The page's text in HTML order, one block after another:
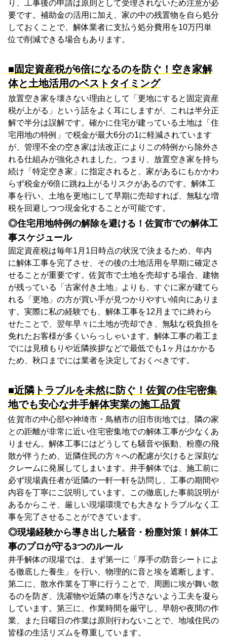
り、工事後の申請は原則として受理されないため注意が必
要です。補助金の活用に加え、家の中の残置物を自ら処分
しておくことで、解体業者に支払う処分費用を10万円単
位で削減できる場合もあります。
■固定資産税が6倍になるのを防ぐ！空き家解
体と土地活用のベストタイミング
放置空き家を壊さない理由として「更地にすると固定資産
税が上がる」という話をよく耳にしますが、これは半分正
解で半分は誤解です。確かに住宅が建っている土地は「住
宅用地の特例」で税金が最大6分の1に軽減されています
が、管理不全の空き家は法改正によりこの特例から除外さ
れる仕組みが強化されました。つまり、放置空き家を持ち
続け「特定空き家」に指定されると、家があるにもかかわ
らず税金が6倍に跳ね上がるリスクがあるのです。解体工
事を行い、土地を更地にして早期に売却すれば、無駄な増
税を回避しつつ現金化することが可能です。
◎住宅用地特例の解除を避ける！佐賀市での解体工
事スケジュール
固定資産税は毎年1月1日時点の状況で決まるため、年内
に解体工事を完了させ、その後の土地活用を早期に確定さ
せることが重要です。佐賀市で土地を売却する場合、建物
が残っている「古家付き土地」よりも、すぐに家が建てら
れる「更地」の方が買い手が見つかりやすい傾向にありま
す。実際に私の経験でも、解体工事を12月までに終わら
せたことで、翌年早々に土地が売却でき、無駄な税負担を
免れたお客様が多くいらっしゃいます。解体工事の着工ま
でには見積もりや近隣挨拶などで最低でも1ヶ月はかかる
ため、秋口までには業者を決定しておくべきです。
■近隣トラブルを未然に防ぐ！佐賀の住宅密集
地でも安心な井手解体実業の施工品質
佐賀市の中心部や神埼市・鳥栖市の旧市街地では、隣の家
との距離が非常に近い住宅密集地での解体工事が少なくあ
りません。解体工事にはどうしても騒音や振動、粉塵の飛
散が伴うため、近隣住民の方々への配慮が欠けると深刻な
クレームに発展してしまいます。井手解体では、施工前に
必ず現場責任者が近隣の一軒一軒を訪問し、工事の期間や
内容を丁寧にご説明しています。この徹底した事前説明が
あるからこそ、厳しい現場環境でも大きなトラブルなく工
事を完了させることができています。
◎現場経験から導き出した騒音・粉塵対策！解体工
事のプロが守る3つのルール
井手解体の現場では、まず第一に「厚手の防音シートによ
る徹底した養生」を行い、物理的に音と埃を遮断します。
第二に、散水作業を丁寧に行うことで、周囲に埃が舞い散
るのを防ぎ、洗濯物や近隣の車を汚さないよう工夫を凝ら
しています。第三に、作業時間を厳守し、早朝や夜間の作
業、また日曜日の作業は原則行わないことで、地域住民の
皆様の生活リズムを尊重しています。